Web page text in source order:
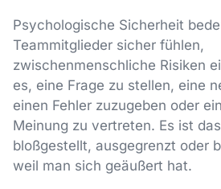
Psychologische Sicherheit
Teammitglieder sicher fühlen,
zwischenmenschliche Risiken
es, eine Frage zu stellen, eine
einen Fehler zuzugeben oder
Meinung zu vertreten. Es ist
bloßgestellt, ausgegrenzt oder
weil man sich geäußert hat.